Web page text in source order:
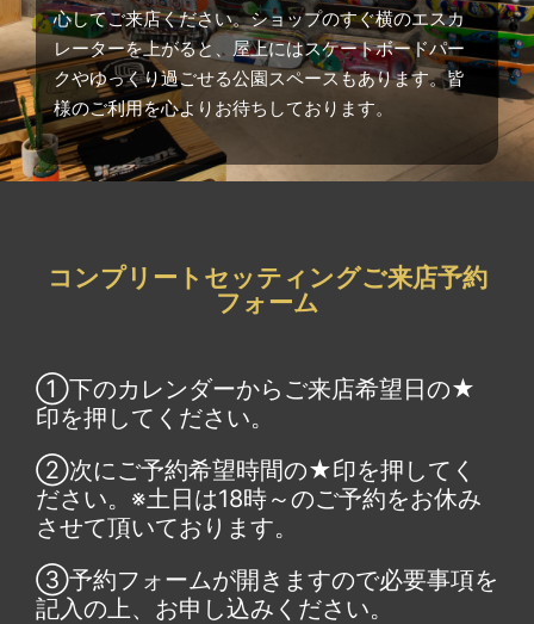
心してご来店ください。ショップのすぐ横のエスカ
レーターを上がると、屋上にはスケートボードパー
クやゆっくり過ごせる公園スペースもあります。皆
様のご利用を心よりお待ちしております。
コンプリートセッティングご来店予約
フォーム
①下のカレンダーからご来店希望日の★
印を押してください。
②次にご予約希望時間の★印を押してく
ださい。※土日は18時～のご予約をお休み
させて頂いております。
③予約フォームが開きますので必要事項を
記入の上、お申し込みください。